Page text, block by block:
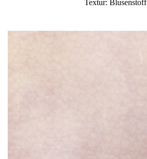
Textur: Blusenstoff